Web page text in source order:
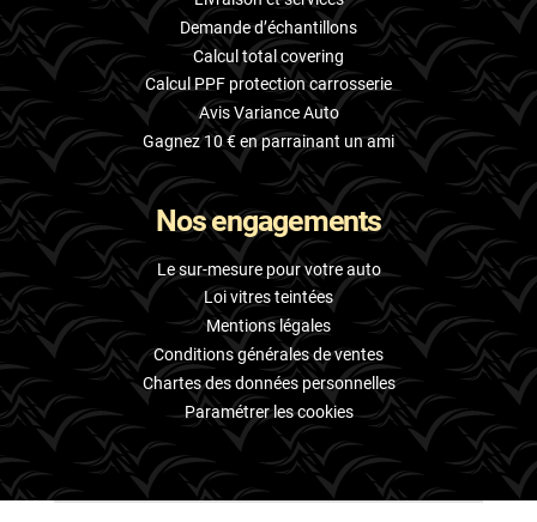
Demande d’échantillons
Calcul total covering
Calcul PPF protection carrosserie
Avis Variance Auto
Gagnez 10 € en parrainant un ami
Nos engagements
Le sur-mesure pour votre auto
Loi vitres teintées
Mentions légales
Conditions générales de ventes
Chartes des données personnelles
Paramétrer les cookies